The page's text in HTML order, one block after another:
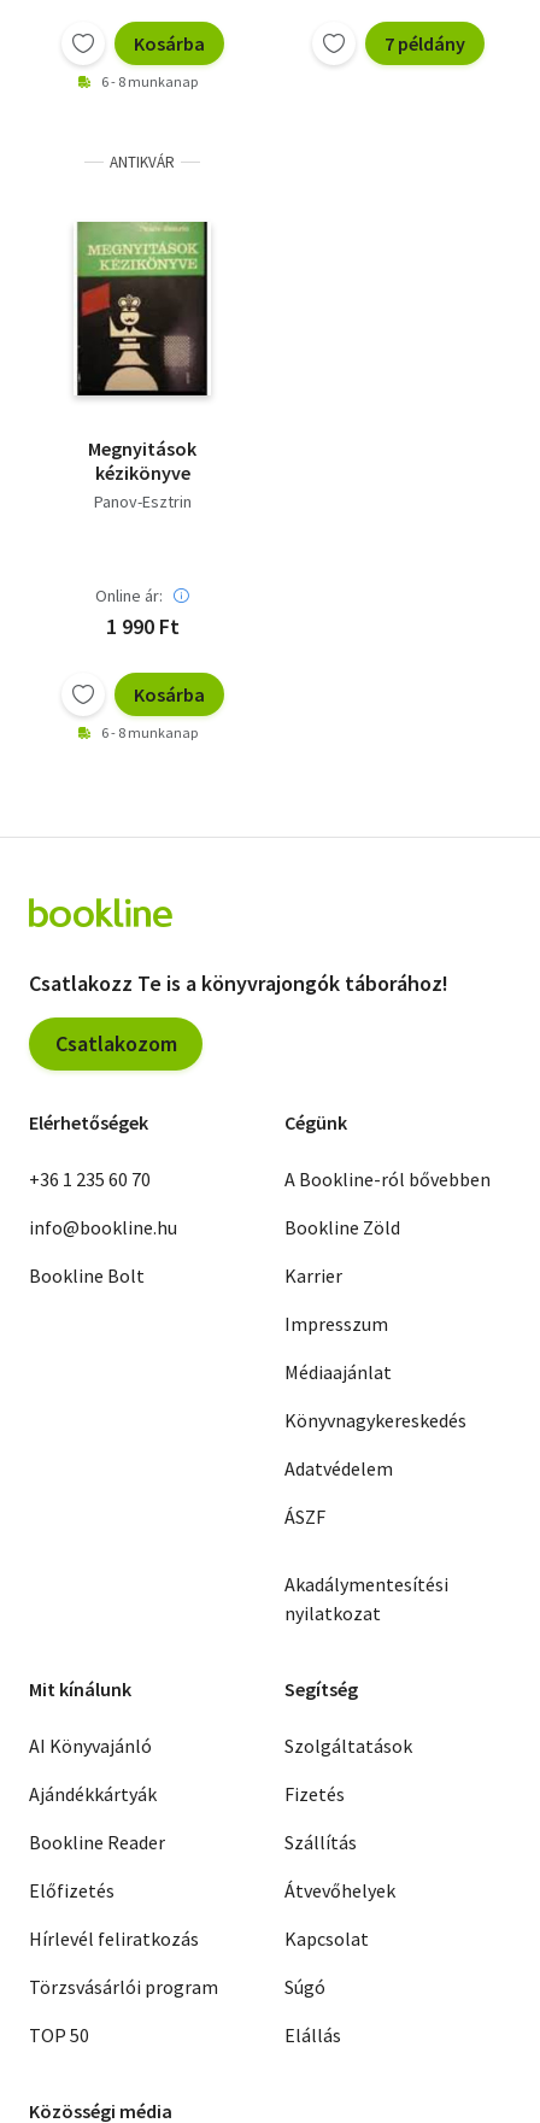
Kosárba
6 - 8 munkanap
7 példány
ANTIKVÁR
Megnyitások
kézikönyve
Panov-Esztrin
Online ár:
1 990 Ft
Kosárba
6 - 8 munkanap
Csatlakozz Te is a könyvrajongók táborához!
Csatlakozom
Elérhetőségek
+36 1 235 60 70
info@bookline.hu
Bookline Bolt
Cégünk
A Bookline-ról bővebben
Bookline Zöld
Karrier
Impresszum
Médiaajánlat
Könyvnagykereskedés
Adatvédelem
ÁSZF
Akadálymentesítési
nyilatkozat
Mit kínálunk
AI Könyvajánló
Ajándékkártyák
Bookline Reader
Előfizetés
Hírlevél feliratkozás
Törzsvásárlói program
TOP 50
Segítség
Szolgáltatások
Fizetés
Szállítás
Átvevőhelyek
Kapcsolat
Súgó
Elállás
Közösségi média